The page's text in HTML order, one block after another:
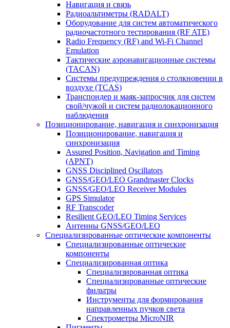
Навигация и связь
Радиоальтиметры (RADALT)
Оборудование для систем автоматического
радиочастотного тестирования (RF ATE)
Radio Frequency (RF) and Wi-Fi Channel
Emulation
Тактические аэронавигационные системы
(TACAN)
Системы предупреждения о столкновении в
воздухе (TCAS)
Транспондер и маяк-запросчик для систем
свой/чужой и систем радиолокационного
наблюдения
Позиционирование, навигация и синхронизация
Позиционирование, навигация и
синхронизация
Assured Position, Navigation and Timing
(APNT)
GNSS Disciplined Oscillators
GNSS/GEO/LEO Grandmaster Clocks
GNSS/GEO/LEO Receiver Modules
GPS Simulator
RF Transcoder
Resilient GEO/LEO Timing Services
Антенны GNSS/GEO/LEO
Специализированные оптические компоненты
Специализированные оптические
компоненты
Специализированная оптика
Специализированная оптика
Специализированные оптические
фильтры
Инструменты для формирования
направленных пучков света
Спектрометры MicroNIR